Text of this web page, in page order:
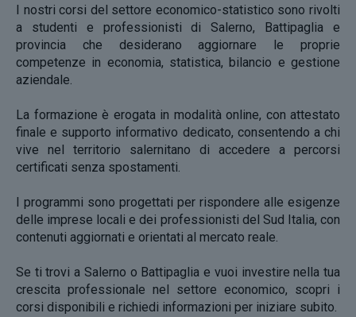
I nostri corsi del settore economico-statistico sono rivolti
a studenti e professionisti di Salerno, Battipaglia e
provincia che desiderano aggiornare le proprie
competenze in economia, statistica, bilancio e gestione
aziendale.
La formazione è erogata in modalità online, con attestato
finale e supporto informativo dedicato, consentendo a chi
vive nel territorio salernitano di accedere a percorsi
certificati senza spostamenti.
I programmi sono progettati per rispondere alle esigenze
delle imprese locali e dei professionisti del Sud Italia, con
contenuti aggiornati e orientati al mercato reale.
Se ti trovi a Salerno o Battipaglia e vuoi investire nella tua
crescita professionale nel settore economico, scopri i
corsi disponibili e richiedi informazioni per iniziare subito.